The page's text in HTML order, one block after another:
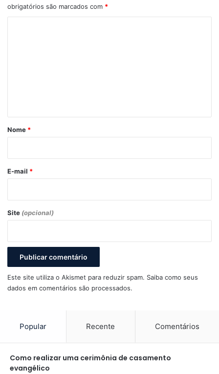
obrigatórios são marcados com *
r
*
Nome *
E-mail *
Site (opcional)
Este site utiliza o Akismet para reduzir spam. Saiba como seus
dados em comentários são processados.
Popular Recente Comentários
Como realizar uma cerimônia de casamento
evangélico